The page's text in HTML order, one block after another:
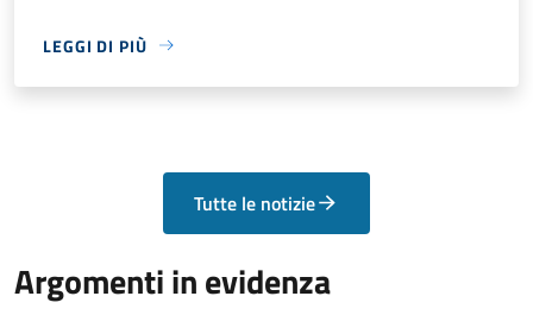
LEGGI DI PIÙ
Tutte le notizie
Argomenti in evidenza